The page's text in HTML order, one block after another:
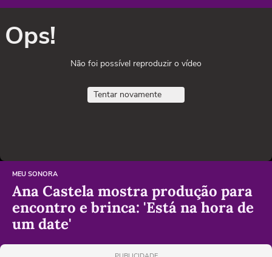
Ops!
Não foi possível reproduzir o vídeo
Tentar novamente
MEU SONORA
Ana Castela mostra produção para
encontro e brinca: 'Está na hora de
um date'